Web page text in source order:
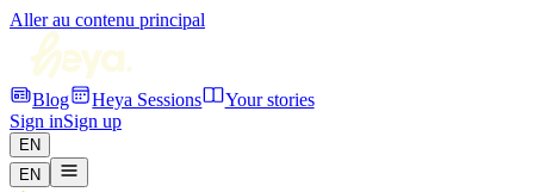
Aller au contenu principal
Blog Heya Sessions
Your stories
Sign inSign up
EN
EN